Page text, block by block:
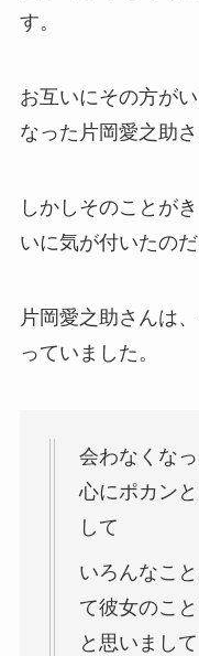
す。
お互いにその方が
なった片岡愛之助
しかしそのことが
いに気が付いたのだ
片岡愛之助さんは
っていました。
会わなくな
心にポカン
して
いろんなこ
て彼女のこ
と思いまして